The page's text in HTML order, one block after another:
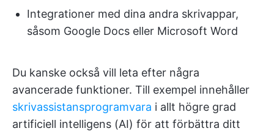
Integrationer med dina andra skrivappar,
såsom Google Docs eller Microsoft Word
Du kanske också vill leta efter några
avancerade funktioner. Till exempel innehåller
skrivassistansprogramvara i allt högre grad
artificiell intelligens (AI) för att förbättra ditt